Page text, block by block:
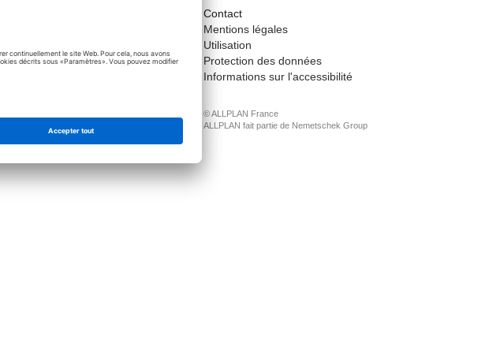
Contact
Mentions légales
Utilisation
Protection des données
Informations sur l'accessibilité
© ALLPLAN France
ALLPLAN fait partie de Nemetschek Group